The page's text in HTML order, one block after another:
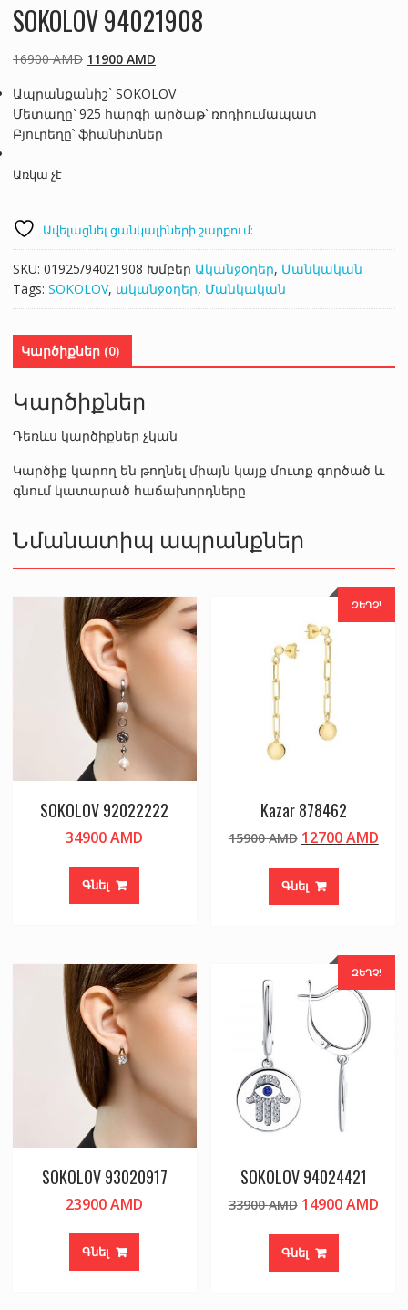
SOKOLOV 94021908
16900AMD Original
was:
16900 AMD.
11900 AMDCurrent
is:
11900 AMD.
Ապրանքանիշ` SOKOLOV
Մետաղը՝ 925 հարգի արծաթ՝ ռոդիումապատ
Բյուրեղը՝ ֆիանիտներ
Առկա չէ
Ավելացնել ցանկալիների շարքում:
SKU: 01925/94021908 Խմբեր Ականջօղեր, Մանկական
Tags: SOKOLOV, ականջօղեր, Մանկական
Կարծիքներ (0)
Կարծիքներ
Դեռևս կարծիքներ չկան
Կարծիք կարող են թողնել միայն կայք մուտք գործած և
գնում կատարած հաճախորդները
Նմանատիպ ապրանքներ
SOKOLOV 92022222
34900AMD
Գնել
ԶԵՂՉ!
Kazar 878462
15900AMD Original
was:
15900 AMD.
12700AMD
Գնել
SOKOLOV 93020917
23900AMD
Գնել
ԶԵՂՉ!
SOKOLOV 94024421
33900AMD Original
was:
33900 AMD.
14900AMD
Գնել